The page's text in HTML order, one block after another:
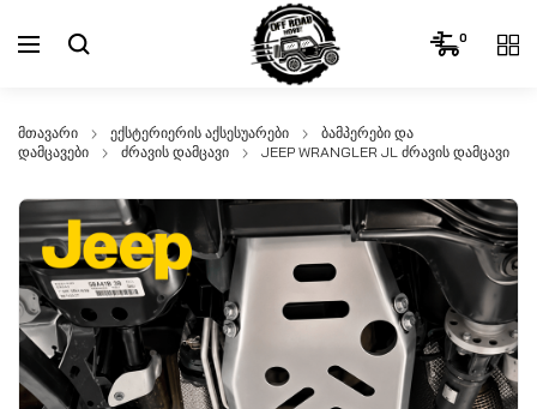
0
მთავარი ექსტერიერის აქსესუარები
ბამპერები და
დამცავები
ძრავის დამცავი JEEP WRANGLER JL ძრავის დამცავი